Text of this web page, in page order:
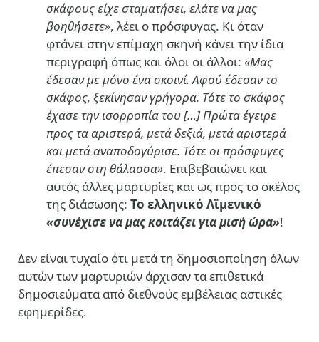
σκάφους είχε σταματήσει, ελάτε να μας
βοηθήσετε», λέει ο πρόσφυγας. Κι όταν
φτάνει στην επίμαχη σκηνή κάνει την ίδια
περιγραφή όπως και όλοι οι άλλοι: «Μας
έδεσαν με μόνο ένα σκοινί. Αφού έδεσαν το
σκάφος, ξεκίνησαν γρήγορα. Τότε το σκάφος
έχασε την ισορροπία του […] Πρώτα έγειρε
προς τα αριστερά, μετά δεξιά, μετά αριστερά
και μετά αναποδογύρισε. Τότε οι πρόσφυγες
έπεσαν στη θάλασσα». Επιβεβαιώνει και
αυτός άλλες μαρτυρίες και ως προς το σκέλος
της διάσωσης: Το ελληνικό Λϊμενικό
«συνέχισε να μας κοιτάζει για μισή ώρα»!
Δεν είναι τυχαίο ότι μετά τη δημοσιοποίηση όλων
αυτών των μαρτυριών άρχισαν τα επιθετικά
δημοσιεύματα από διεθνούς εμβέλειας αστικές
εφημερίδες.